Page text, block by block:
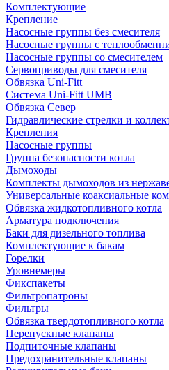
Комплектующие
Крепление
Насосные группы без смесителя
Насосные группы с
Насосные группы со смесителем
Сервоприводы для смесителя
Обвязка Uni-Fitt
Система Uni-Fitt UMB
Обвязка Север
Гидравлические стрелки и
Крепления
Насосные группы
Группа безопасности котла
Дымоходы
Комплекты дымоходов из
Универсальные коаксиальные
Обвязка жидкотопливного котла
Арматура подключения
Баки для дизельного топлива
Комплектующие к бакам
Горелки
Уровнемеры
Фикспакеты
Фильтропатроны
Фильтры
Обвязка твердотопливного котла
Перепускные клапаны
Подпиточные клапаны
Предохранительные клапаны